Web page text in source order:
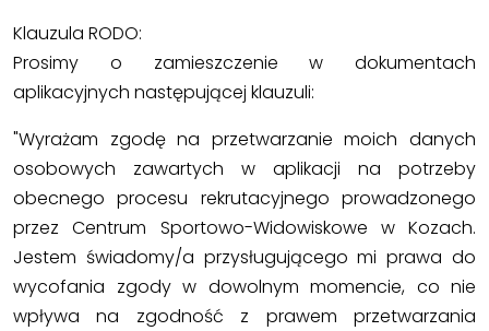
Klauzula RODO:
Prosimy o zamieszczenie w dokumentach
aplikacyjnych następującej klauzuli:
"Wyrażam zgodę na przetwarzanie moich danych
osobowych zawartych w aplikacji na potrzeby
obecnego procesu rekrutacyjnego prowadzonego
przez Centrum Sportowo-Widowiskowe w Kozach.
Jestem świadomy/a przysługującego mi prawa do
wycofania zgody w dowolnym momencie, co nie
wpływa na zgodność z prawem przetwarzania